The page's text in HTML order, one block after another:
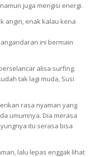
juga mengisi energi.
angin, enak kalau kena
ini bermain
alisa surfing.
tak lagi muda, Susi
rasa nyaman yang
umumnya. Dia merasa
itu serasa bisa
lalu lepas enggak lihat